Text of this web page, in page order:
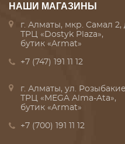
НАШИ МАГАЗИНЫ
г. Алматы, мкр. Самал 2,
ТРЦ «Dostyk Plaza»,
бутик «Armat»
+7 (747) 191 11 12
г. Алматы, ул.
ТРЦ «MEGA Alma-Ata»,
бутик «Armat»
+7 (700) 191 11 12